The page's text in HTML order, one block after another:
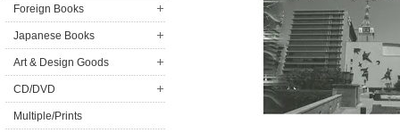
Foreign Books
Japanese Books
Art & Design Goods
CD/DVD
Multiple/Prints